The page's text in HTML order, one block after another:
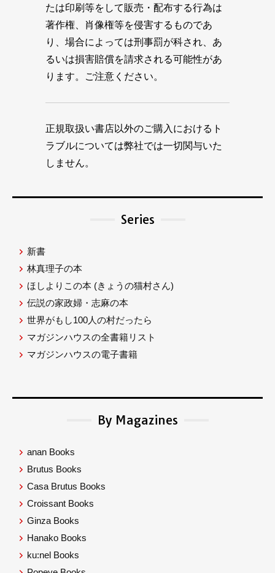
たは印刷等をして販売・配布する行為は
著作権、肖像権等を侵害するものであ
り、場合によっては刑事罰が科され、あ
るいは損害賠償を請求される可能性があ
ります。ご注意ください。
正規取扱い書店以外のご購入におけるト
ラブルについては弊社では一切関与いた
しません。
Series
新書
林真理子の本
ほしよりこの本 (きょうの猫村さん)
伝説の家政婦・志麻の本
世界がもし100人の村だったら
マガジンハウスの全書籍リスト
マガジンハウスの電子書籍
By Magazines
anan Books
Brutus Books
Casa Brutus Books
Croissant Books
Ginza Books
Hanako Books
ku:nel Books